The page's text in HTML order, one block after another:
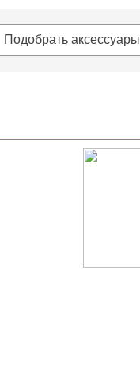
Подобрать аксессуары